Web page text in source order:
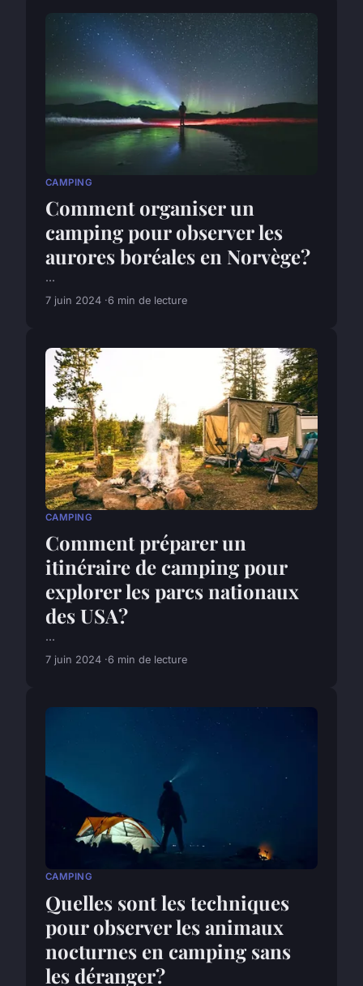
CAMPING
Comment organiser un
camping pour observer les
aurores boréales en Norvège?
...
7 juin 2024 6 min de lecture
CAMPING
Comment préparer un
itinéraire de camping pour
explorer les parcs nationaux
des USA?
...
7 juin 2024 6 min de lecture
CAMPING
Quelles sont les techniques
pour observer les animaux
nocturnes en camping sans
les déranger?